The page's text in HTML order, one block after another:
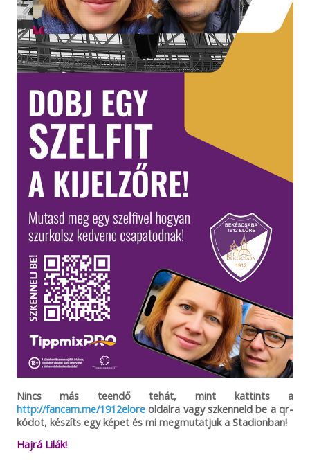
Nincs más teendő tehát, mint kattints a
http://fancam.me/1912eloreoldalra vagy szkenneld be a qr-
kódot, készíts egy képet és mi megmutatjuk a Stadionban!
Hajrá Lilák!